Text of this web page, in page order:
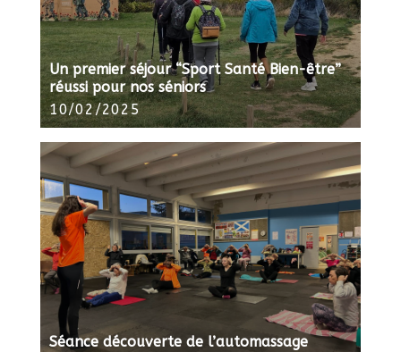
Un premier séjour “Sport Santé Bien-être”
réussi pour nos séniors
10/02/2025
Séance découverte de l’automassage